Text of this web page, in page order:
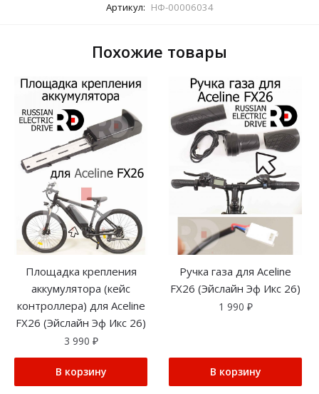
Артикул: НФ-00006034
Похожие товары
Площадка крепления
аккумулятора (кейс
контроллера) для Aceline
FX26 (Эйслайн Эф Икс 26)
3 990 ₽
В корзину
Ручка газа для Aceline
FX26 (Эйслайн Эф Икс 26)
1 990 ₽
В корзину